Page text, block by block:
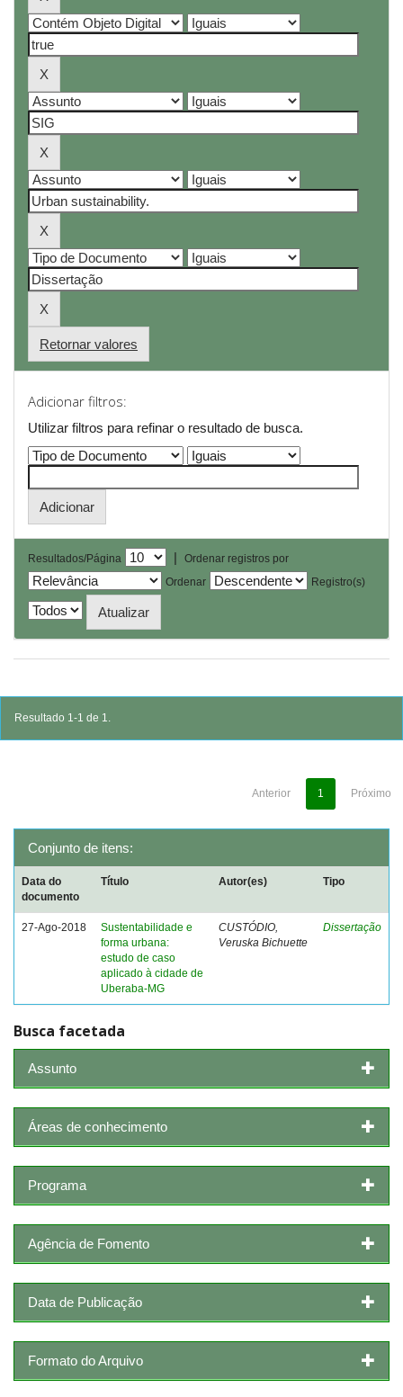
Retornar valores
Adicionar filtros:
Utilizar filtros para refinar o resultado de busca.
Resultados/Página |
Ordenar registros por
Ordenar
Registro(s)
Resultado 1-1 de 1.
Anterior 1 Próximo
Conjunto de itens:
Data do
documento
Título Autor(es) Tipo
27-Ago-2018
Sustentabilidade e
forma urbana:
estudo de caso
aplicado à cidade de
Uberaba-MG
CUSTÓDIO,
Veruska Bichuette
Dissertação
Busca facetada
Assunto
Áreas de conhecimento
Programa
Agência de Fomento
Data de Publicação
Formato do Arquivo